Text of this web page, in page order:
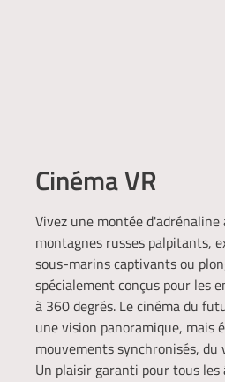
Cinéma VR
Vivez une montée d'adrénaline
montagnes russes palpitants,
sous-marins captivants ou
spécialement conçus pour les
à 360 degrés. Le cinéma du
une vision panoramique, mais
mouvements synchronisés,
Un plaisir garanti pour tous les